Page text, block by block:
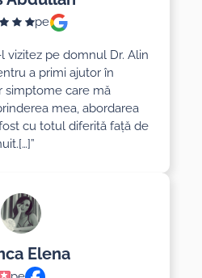
pe
vizitez pe domnul Dr. Alin
a primi ajutor în
simptome care mă
mea, abordarea
cu totul diferită față de
Elena